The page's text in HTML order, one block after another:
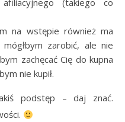
(takiego co
na wstępie również ma
zarobić, ale nie
zachęcać Cię do kupna
nie kupił.
podstęp – daj znać.